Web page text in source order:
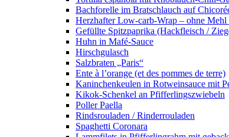
Bachforelle im Bratschlauch auf
Herzhafter Low-carb-Wrap – ohne
Gefüllte Spitzpaprika (Hackfleisch /
Huhn in Mafé-Sauce
Hirschgulasch
Salzbraten „Paris“
Ente à l’orange (et des pommes de terre)
Kaninchenkeulen in Rotweinsauce mit
Kikok-Schenkel an Pfifferlingszwiebeln
Poller Paella
Rindsrouladen / Rinderrouladen
Spaghetti Coronara